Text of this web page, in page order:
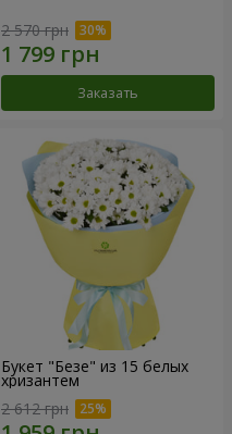
2 570 грн
Заказать
Букет "Безе" из 15 белых
хризантем
2 612 грн